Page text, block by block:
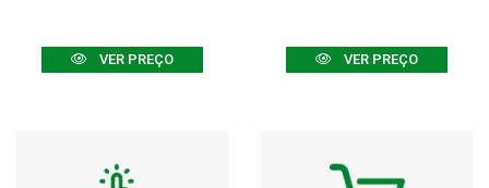
VER PREÇO VER PREÇO